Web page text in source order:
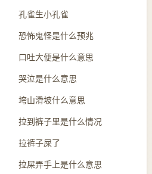
孔雀生小孔雀
恐怖鬼怪是什么预兆
口吐大便是什么意思
哭泣是什么意思
垮山滑坡什么意思
拉到裤子里是什么情况
拉裤子屎了
拉屎弄手上是什么意思